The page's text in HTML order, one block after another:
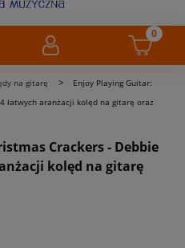
na gitarę >
Enjoy Playing Guitar:
łatwych aranżacji kolęd na gitarę oraz
Crackers - Debbie
kolęd na gitarę